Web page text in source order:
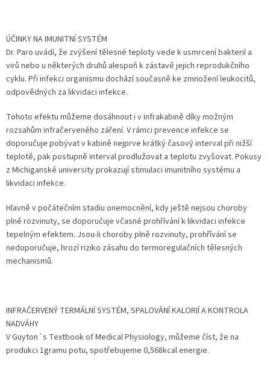
ÚČINKY NA IMUNITNÍ SYSTÉM
Dr. Paro uvádí, že zvýšení tělesné teploty vede k usmrcení bakterií a
virů nebo u některých druhů alespoň k zástavě jejich reprodukčního
cyklu. Při infekci organismu dochází současně ke zmnožení leukocitů,
odpovědných za likvidaci infekce.
Tohoto efektu můžeme dosáhnout i v infrakabině díky možným
rozsahům infračerveného záření. V rámci prevence infekce se
doporučuje pobývat v kabině nejprve krátký časový interval při nižší
teplotě, pak postupně interval prodlužovat a teplotu zvyšovat. Pokusy
z Michiganské university prokazují stimulaci imunitního systému a
likvidaci infekce.
Hlavně v počátečním stadiu onemocnění, kdy ještě nejsou choroby
plně rozvinuty, se doporučuje včasné prohřívání k likvidaci infekce
tepelným efektem. Jsou-li choroby plně rozvinuty, prohřívání se
nedoporučuje, hrozí riziko zásahu do termoregulačních tělesných
mechanismů.
INFRAČERVENÝ TERMÁLNÍ SYSTÉM, SPALOVÁNÍ KALORIÍ A KONTROLA
NADVÁHY
V Guyton´s Textbook of Medical Physiology, můžeme číst, že na
produkci 1gramu potu, spotřebujeme 0,568kcal energie.